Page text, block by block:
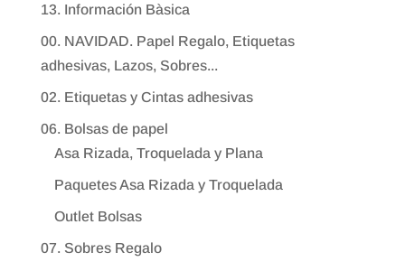
13. Información Bàsica
00. NAVIDAD. Papel Regalo, Etiquetas
adhesivas, Lazos, Sobres...
02. Etiquetas y Cintas adhesivas
06. Bolsas de papel
Asa Rizada, Troquelada y Plana
Paquetes Asa Rizada y Troquelada
Outlet Bolsas
07. Sobres Regalo